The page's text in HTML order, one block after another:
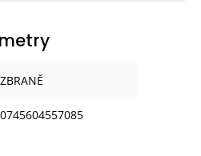
ZBRANĚ
0745604557085